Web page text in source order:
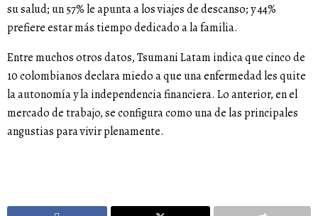
su salud; un 57% le apunta a los viajes de descanso; y 44%
prefiere estar más tiempo dedicado a la familia.
Entre muchos otros datos, Tsumani Latam indica que cinco de
10 colombianos declara miedo a que una enfermedad les quite
la autonomía y la independencia financiera. Lo anterior, en el
mercado de trabajo, se configura como una de las principales
angustias para vivir plenamente.